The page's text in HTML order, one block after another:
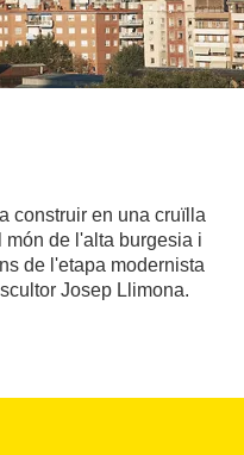
construir en una cruïlla
de l'alta burgesia i
de l'etapa modernista
Josep Llimona.